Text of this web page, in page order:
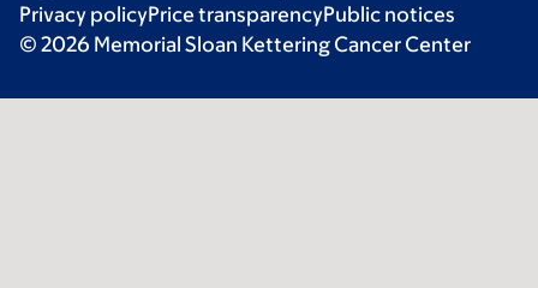
Privacy policyPrice transparencyPublic notices
© 2026 Memorial Sloan Kettering Cancer Center